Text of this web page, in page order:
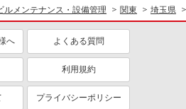
ルメンテナンス・設備管理 関東 埼玉県
へ よくある質問
利用規約
プライバシーポリシー